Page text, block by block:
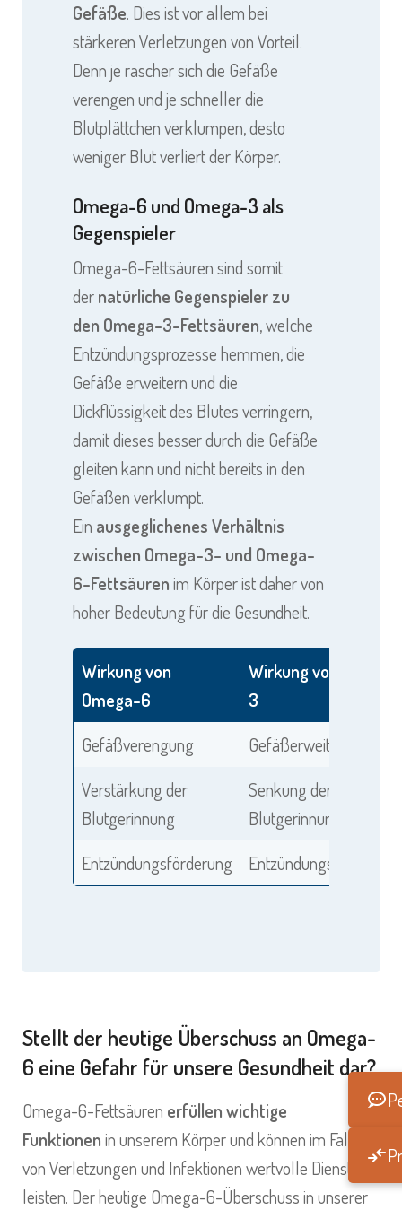
Gefäße. Dies ist vor allem bei
stärkeren Verletzungen von Vorteil.
Denn je rascher sich die Gefäße
verengen und je schneller die
Blutplättchen verklumpen, desto
weniger Blut verliert der Körper.
Omega-6 und Omega-3 als
Gegenspieler
Omega-6-Fettsäuren sind somit
dernatürliche Gegenspieler zu
den Omega-3-Fettsäuren, welche
Entzündungsprozesse hemmen, die
Gefäße erweitern und die
Dickflüssigkeit des Blutes verringern,
damit dieses besser durch die Gefäße
gleiten kann und nicht bereits in den
Gefäßen verklumpt.
Ein ausgeglichenes Verhältnis
zwischen Omega-3- und Omega-
6-Fettsäurenim Körper ist daher von
hoher Bedeutung für die Gesundheit.
Wirkung von
Omega-6
Wirkung von Omega-
3
Gefäßverengung
Gefäßerweiterung
Verstärkung der
Blutgerinnung
Senkung der
Blutgerinnung
Entzündungsförderung
Entzündungshemmung
Stellt der heutige Überschuss an Omega-
6 eine Gefahr für unsere Gesundheit dar?
Omega-6-Fettsäuren erfüllen wichtige
Funktionenin unserem Körper und können im Falle
von Verletzungen und Infektionen wertvolle Dienste
leisten. Der heutige Omega-6-Überschuss in unserer